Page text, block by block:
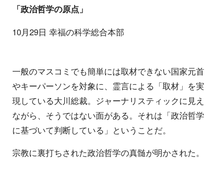
「政治哲学の原点」
10月29日 幸福の科学総合本部
一般のマスコミでも簡単には取材できない国家元首
やキーパーソンを対象に、霊言による「取材」を実
現している大川総裁。ジャーナリスティックに見え
ながら、そうではない面がある。それは「政治哲学
に基づいて判断している」ということだ。
宗教に裏打ちされた政治哲学の真髄が明かされた。